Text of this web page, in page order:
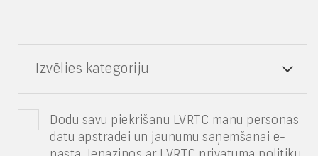
Izvēlies kategoriju
Dodu savu piekrišanu LVRTC manu personas
datu apstrādei un jaunumu saņemšanai e-